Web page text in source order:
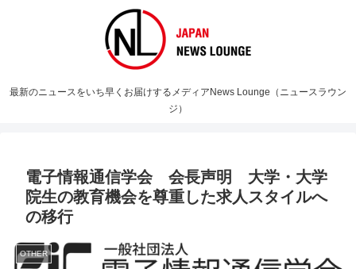
最新のニュースをいち早くお届けするメディアNews Lounge（ニュースラウン
ジ）
電子情報通信学会 会長声明 大学・大学
院生の教育機会を尊重した求人スタイルへ
の移行
OTHER